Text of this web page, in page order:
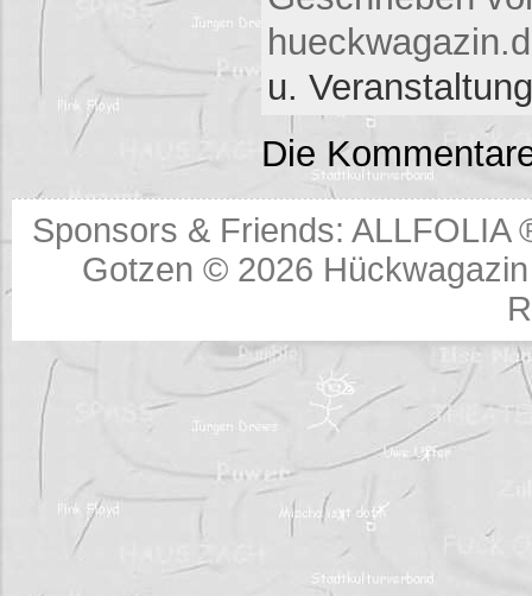
u.
Die
Sponsors & Friends:ALLFOLIA
Gotzen © 2026